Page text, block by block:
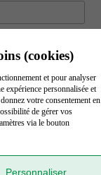
(cookies)
et pour analyser
personnalisée et
votre consentement en
de gérer vos
via le bouton
Personnaliser